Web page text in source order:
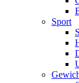
Sport